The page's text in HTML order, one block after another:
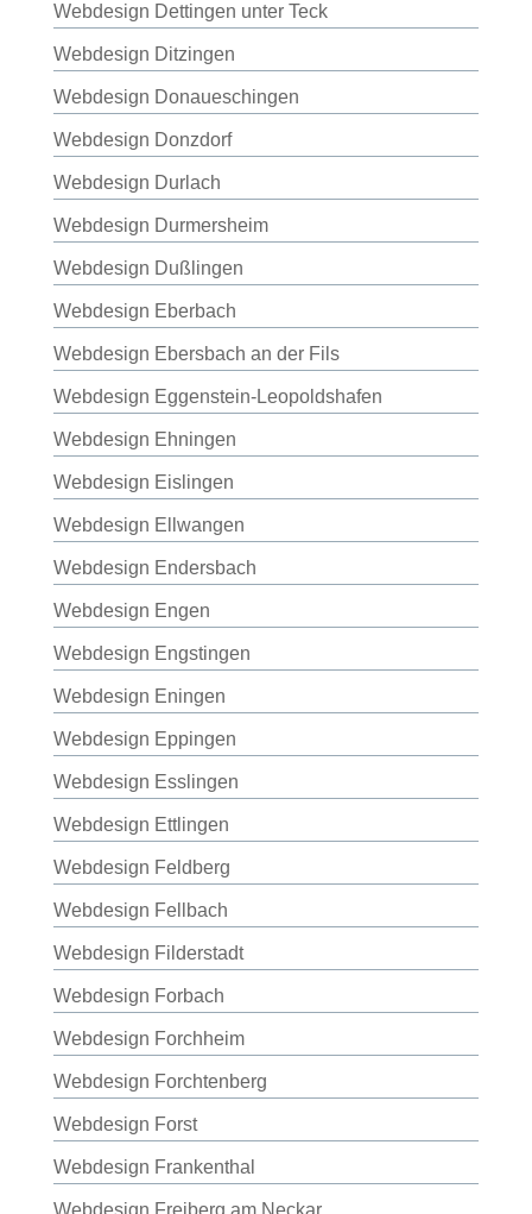
Webdesign Dettingen unter Teck
Webdesign Ditzingen
Webdesign Donaueschingen
Webdesign Donzdorf
Webdesign Durlach
Webdesign Durmersheim
Webdesign Dußlingen
Webdesign Eberbach
Webdesign Ebersbach an der Fils
Webdesign Eggenstein-Leopoldshafen
Webdesign Ehningen
Webdesign Eislingen
Webdesign Ellwangen
Webdesign Endersbach
Webdesign Engen
Webdesign Engstingen
Webdesign Eningen
Webdesign Eppingen
Webdesign Esslingen
Webdesign Ettlingen
Webdesign Feldberg
Webdesign Fellbach
Webdesign Filderstadt
Webdesign Forbach
Webdesign Forchheim
Webdesign Forchtenberg
Webdesign Forst
Webdesign Frankenthal
Webdesign Freiberg am Neckar